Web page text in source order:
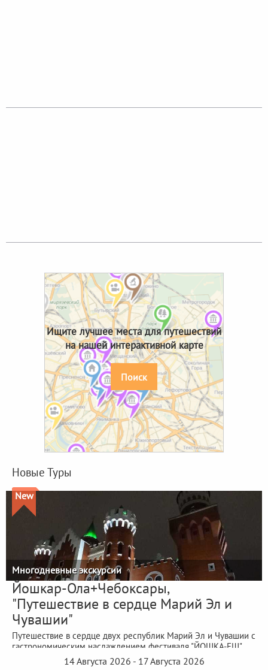
Ищите лучшее места для путешествий
на нашей интерактивной карте
Поиск
Новые Туры
New
Многодневные экскурсии
Йошкар-Ола+Чебоксары,
"Путешествие в сердце Марий Эл и
Чувашии"
Путешествие в сердце двух республик Марий Эл и Чувашии с
гастрономическим наслаждением фестиваля "ЙОШКА-ЕШ"
14 Августа 2026 - 17 Августа 2026